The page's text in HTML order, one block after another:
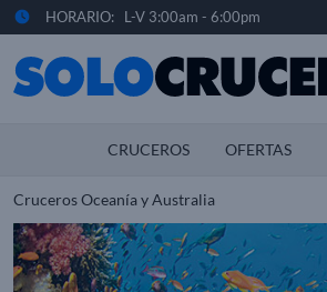
HORARIO: L-V 3:00am - 6:00pm
CRUCEROS OFERTAS
Cruceros Oceanía y Australia